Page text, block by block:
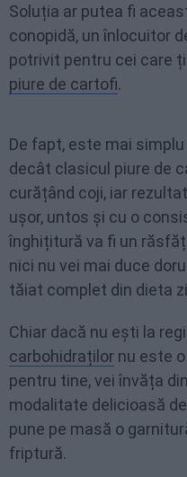
Soluția ar putea fi
conopidă, un înlocuitor
potrivit pentru cei care
piure de cartofi.
De fapt, este mai
decât clasicul piure de
curățând coji, iar
ușor, untos și cu o
înghițitură va fi un
nici nu vei mai duce
tăiat complet din dieta
Chiar dacă nu ești la
carbohidraților nu este
pentru tine, vei învăța
modalitate delicioasă
pune pe masă o
friptură.